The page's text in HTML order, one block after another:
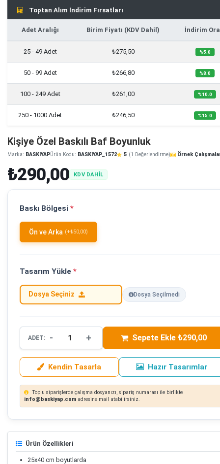
Toptan Alım İndirim Fırsatları
Adet Aralığı Birim Fiyatı (KDV Dahil) İndirim
25 - 49 Adet ₺275,50 %5.0
50 - 99 Adet ₺266,80 %8.0
100 - 249 Adet ₺261,00 %10.0
250 - 1000 Adet ₺246,50 %15.0
Kişiye Özel Baskılı Baf Boyunluk
Marka: BASKIYAPÜrün Kodu: BASKIYAP_1572 5 (1 Değerlendirme) Örnek
₺290,00 KDV DAHİL
Baskı Bölgesi *
Ön ve Arka (+₺50,00)
Tasarım Yükle *
Dosya Seçiniz Dosya Seçilmedi
ADET: - + Sepete Ekle ₺290,00
Kendin Tasarla Hazır Tasarımlar
Toplu siparişlerde çalışma dosyanızı, sipariş numarası ile birlikte
info@baskiyap.com adresine mail atabilirsiniz.
Ürün Özellikleri
25x40 cm boyutlarda